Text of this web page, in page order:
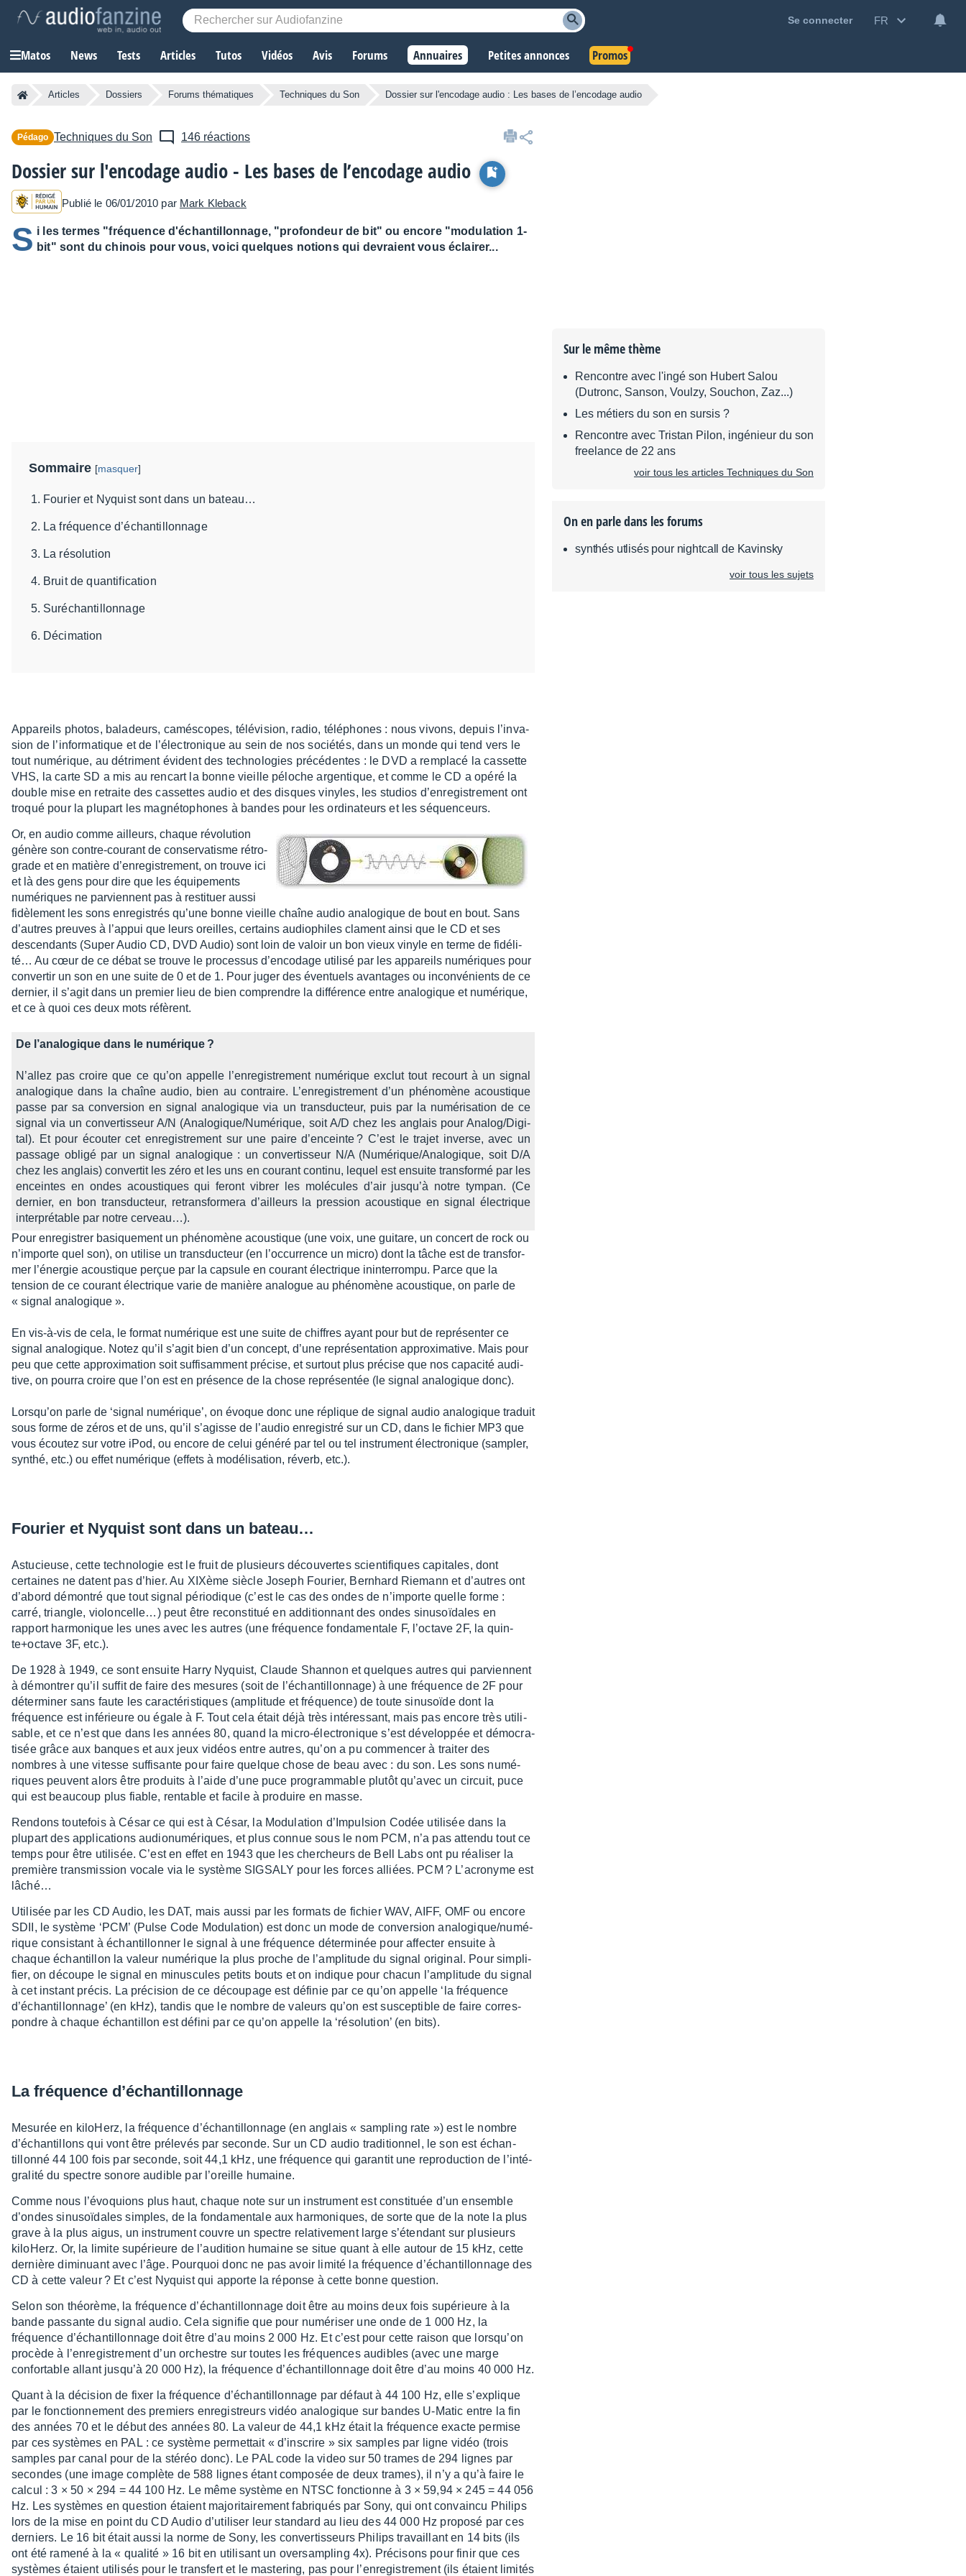
Se connecter FR
Matos News Tests Articles Tutos Vidéos Avis Forums Annuaires Petites annonces Promos
Articles Dossiers Forums thématiques Techniques du Son Dossier sur l'encodage audio : Les bases de l’encodage audio
Pédago Techniques du Son 146 réactions
Dossier sur l'encodage audio - Les bases de l’encodage audio
Publié le 06/01/2010 par Mark Kleback
S i les termes "fréquence d'échantillonnage, "profondeur de bit" ou encore "modulation 1-
bit" sont du chinois pour vous, voici quelques notions qui devraient vous éclairer...
Sommaire [masquer]
Fourier et Nyquist sont dans un bateau…
La fréquence d’échantillonnage
La résolution
Bruit de quantification
Suréchantillonnage
Décimation
Appa­reils photos, bala­deurs, camé­scopes, télé­vi­sion, radio, télé­phones : nous vivons, depuis l’in­va­
sion de l’in­for­ma­tique et de l’élec­tro­nique au sein de nos socié­tés, dans un monde qui tend vers le
tout numé­rique, au détri­ment évident des tech­no­lo­gies précé­dentes : le DVD a remplacé la cassette
VHS, la carte SD a mis au rencart la bonne vieille péloche argen­tique, et comme le CD a opéré la
double mise en retraite des cassettes audio et des disques vinyles, les studios d’en­re­gis­tre­ment ont
troqué pour la plupart les magné­to­phones à bandes pour les ordi­na­teurs et les séquen­ceurs.
Or, en audio comme ailleurs, chaque révo­lu­tion
génère son contre-courant de conser­va­tisme rétro­
grade et en matière d’en­re­gis­tre­ment, on trouve ici
et là des gens pour dire que les équi­pe­ments
numé­riques ne parviennent pas à resti­tuer aussi
fidè­le­ment les sons enre­gis­trés qu’une bonne vieille chaîne audio analo­gique de bout en bout. Sans
d’autres preuves à l’ap­pui que leurs oreilles, certains audio­philes clament ainsi que le CD et ses
descen­dants (Super Audio CD, DVD Audio) sont loin de valoir un bon vieux vinyle en terme de fidé­li­
té… Au cœur de ce débat se trouve le proces­sus d’en­co­dage utilisé par les appa­reils numé­riques pour
conver­tir un son en une suite de 0 et de 1. Pour juger des éven­tuels avan­tages ou incon­vé­nients de ce
dernier, il s’agit dans un premier lieu de bien comprendre la diffé­rence entre analo­gique et numé­rique,
et ce à quoi ces deux mots réfèrent.
De l’ana­lo­gique dans le numé­rique ?
N’al­lez pas croire que ce qu’on appelle l’en­re­gis­tre­ment numé­rique exclut tout recourt à un signal
analo­gique dans la chaîne audio, bien au contraire. L’en­re­gis­tre­ment d’un phéno­mène acous­tique
passe par sa conver­sion en signal analo­gique via un trans­duc­teur, puis par la numé­ri­sa­tion de ce
signal via un conver­tis­seur A/N (Analo­gique/Numé­rique, soit A/D chez les anglais pour Analog/Digi­
tal). Et pour écou­ter cet enre­gis­tre­ment sur une paire d’en­ceinte ? C’est le trajet inverse, avec un
passage obligé par un signal analo­gique : un conver­tis­seur N/A (Numé­rique/Analo­gique, soit D/A
chez les anglais) conver­tit les zéro et les uns en courant continu, lequel est ensuite trans­formé par les
enceintes en ondes acous­tiques qui feront vibrer les molé­cules d’air jusqu’à notre tympan. (Ce
dernier, en bon trans­duc­teur, retrans­for­mera d’ailleurs la pres­sion acous­tique en signal élec­trique
inter­pré­table par notre cerveau…).
Pour enre­gis­trer basique­ment un phéno­mène acous­tique (une voix, une guitare, un concert de rock ou
n’im­porte quel son), on utilise un trans­duc­teur (en l’oc­cur­rence un micro) dont la tâche est de trans­for­
mer l’éner­gie acous­tique perçue par la capsule en courant élec­trique inin­ter­rompu. Parce que la
tension de ce courant élec­trique varie de manière analogue au phéno­mène acous­tique, on parle de
« signal analo­gique ».
En vis-à-vis de cela, le format numé­rique est une suite de chiffres ayant pour but de repré­sen­ter ce
signal analo­gique. Notez qu’il s’agit bien d’un concept, d’une repré­sen­ta­tion approxi­ma­tive. Mais pour
peu que cette approxi­ma­tion soit suffi­sam­ment précise, et surtout plus précise que nos capa­cité audi­
tive, on pourra croire que l’on est en présence de la chose repré­sen­tée (le signal analo­gique donc).
Lorsqu’on parle de ‘signal numé­rique’, on évoque donc une réplique de signal audio analo­gique traduit
sous forme de zéros et de uns, qu’il s’agisse de l’au­dio enre­gis­tré sur un CD, dans le fichier MP3 que
vous écou­tez sur votre iPod, ou encore de celui généré par tel ou tel instru­ment élec­tro­nique (sampler,
synthé, etc.) ou effet numé­rique (effets à modé­li­sa­tion, réverb, etc.).
Fourier et Nyquist sont dans un bateau…
Astu­cieuse, cette tech­no­lo­gie est le fruit de plusieurs décou­vertes scien­ti­fiques capi­tales, dont
certaines ne datent pas d’hier. Au XIXème siècle Joseph Fourier, Bern­hard Riemann et d’autres ont
d’abord démon­tré que tout signal pério­dique (c’est le cas des ondes de n’im­porte quelle forme :
carré, triangle, violon­cel­le…) peut être recons­ti­tué en addi­tion­nant des ondes sinu­soï­dales en
rapport harmo­nique les unes avec les autres (une fréquence fonda­men­tale F, l’oc­tave 2F, la quin­
te+oc­tave 3F, etc.).
De 1928 à 1949, ce sont ensuite Harry Nyquist, Claude Shan­non et quelques autres qui parviennent
à démon­trer qu’il suffit de faire des mesures (soit de l’échan­tillon­nage) à une fréquence de 2F pour
déter­mi­ner sans faute les carac­té­ris­tiques (ampli­tude et fréquence) de toute sinu­soïde dont la
fréquence est infé­rieure ou égale à F. Tout cela était déjà très inté­res­sant, mais pas encore très utili­
sable, et ce n’est que dans les années 80, quand la micro-élec­tro­nique s’est déve­lop­pée et démo­cra­
ti­sée grâce aux banques et aux jeux vidéos entre autres, qu’on a pu commen­cer à trai­ter des
nombres à une vitesse suffi­sante pour faire quelque chose de beau avec : du son. Les sons numé­
riques peuvent alors être produits à l’aide d’une puce program­mable plutôt qu’avec un circuit, puce
qui est beau­coup plus fiable, rentable et facile à produire en masse.
Rendons toute­fois à César ce qui est à César, la Modu­la­tion d’Im­pul­sion Codée utili­sée dans la
plupart des appli­ca­tions audio­nu­mé­riques, et plus connue sous le nom PCM, n’a pas attendu tout ce
temps pour être utili­sée. C’est en effet en 1943 que les cher­cheurs de Bell Labs ont pu réali­ser la
première trans­mis­sion vocale via le système SIGSALY pour les forces alliées. PCM ? L’acro­nyme est
lâché…
Utili­sée par les CD Audio, les DAT, mais aussi par les formats de fichier WAV, AIFF, OMF ou encore
SDII, le système ‘PCM’ (Pulse Code Modu­la­tion) est donc un mode de conver­sion analo­gique/numé­
rique consis­tant à échan­tillon­ner le signal à une fréquence déter­mi­née pour affec­ter ensuite à
chaque échan­tillon la valeur numé­rique la plus proche de l’am­pli­tude du signal origi­nal. Pour simpli­
fier, on découpe le signal en minus­cules petits bouts et on indique pour chacun l’am­pli­tude du signal
à cet instant précis. La préci­sion de ce décou­page est défi­nie par ce qu’on appelle ‘la fréquence
d’échan­tillon­na­ge’ (en kHz), tandis que le nombre de valeurs qu’on est suscep­tible de faire corres­
pondre à chaque échan­tillon est défini par ce qu’on appelle la ‘réso­lu­tion’ (en bits).
La fréquence d’échan­tillon­nage
Mesu­rée en kilo­Herz, la fréquence d’échan­tillon­nage (en anglais « sampling rate ») est le nombre
d’échan­tillons qui vont être préle­vés par seconde. Sur un CD audio tradi­tion­nel, le son est échan­
tillonné 44 100 fois par seconde, soit 44,1 kHz, une fréquence qui garan­tit une repro­duc­tion de l’in­té­
gra­lité du spectre sonore audible par l’oreille humaine.
Comme nous l’évoquions plus haut, chaque note sur un instru­ment est consti­tuée d’un ensemble
d’ondes sinu­soï­dales simples, de la fonda­men­tale aux harmo­niques, de sorte que de la note la plus
grave à la plus aigus, un instru­ment couvre un spectre rela­ti­ve­ment large s’éten­dant sur plusieurs
kilo­Herz. Or, la limite supé­rieure de l’au­di­tion humaine se situe quant à elle autour de 15 kHz, cette
dernière dimi­nuant avec l’âge. Pourquoi donc ne pas avoir limité la fréquence d’échan­tillon­nage des
CD à cette valeur ? Et c’est Nyquist qui apporte la réponse à cette bonne ques­tion.
Selon son théo­rème, la fréquence d’échan­tillon­nage doit être au moins deux fois supé­rieure à la
bande passante du signal audio. Cela signi­fie que pour numé­ri­ser une onde de 1 000 Hz, la
fréquence d’échan­tillon­nage doit être d’au moins 2 000 Hz. Et c’est pour cette raison que lorsqu’on
procède à l’en­re­gis­tre­ment d’un orchestre sur toutes les fréquences audibles (avec une marge
confor­table allant jusqu’à 20 000 Hz), la fréquence d’échan­tillon­nage doit être d’au moins 40 000 Hz.
Quant à la déci­sion de fixer la fréquence d’échan­tillon­nage par défaut à 44 100 Hz, elle s’ex­plique
par le fonc­tion­ne­ment des premiers enre­gis­treurs vidéo analo­gique sur bandes U-Matic entre la fin
des années 70 et le début des années 80. La valeur de 44,1 kHz était la fréquence exacte permise
par ces systèmes en PAL : ce système permet­tait « d’ins­crire » six samples par ligne vidéo (trois
samples par canal pour de la stéréo donc). Le PAL code la video sur 50 trames de 294 lignes par
secondes (une image complète de 588 lignes étant compo­sée de deux trames), il n’y a qu’à faire le
calcul : 3 × 50 × 294 = 44 100 Hz. Le même système en NTSC fonc­tionne à 3 × 59,94 × 245 = 44 056
Hz. Les systèmes en ques­tion étaient majo­ri­tai­re­ment fabriqués par Sony, qui ont convaincu Philips
lors de la mise en point du CD Audio d’uti­li­ser leur stan­dard au lieu des 44 000 Hz proposé par ces
derniers. Le 16 bit était aussi la norme de Sony, les conver­tis­seurs Philips travaillant en 14 bits (ils
ont été ramené à la « qualité » 16 bit en utili­sant un over­sam­pling 4x). Préci­sons pour finir que ces
systèmes étaient utili­sés pour le trans­fert et le maste­ring, pas pour l’en­re­gis­tre­ment (ils étaient limi­tés
Sur le même thème
Rencontre avec l'ingé son Hubert Salou
(Dutronc, Sanson, Voulzy, Souchon, Zaz...)
Les métiers du son en sursis ?
Rencontre avec Tristan Pilon, ingénieur du son
freelance de 22 ans
voir tous les articles Techniques du Son
On en parle dans les forums
synthés utlisés pour nightcall de Kavinsky
voir tous les sujets